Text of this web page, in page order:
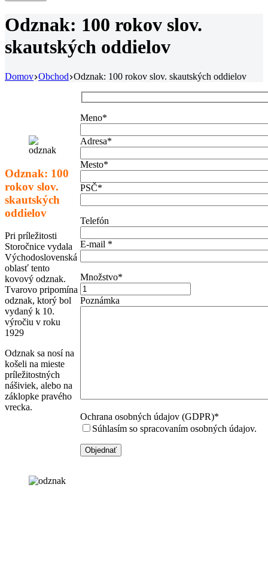
Odznak: 100 rokov slov.
skautských oddielov
Domov Obchod Odznak: 100 rokov slov. skautských oddielov
Odznak: 100
rokov slov.
skautských
oddielov
Pri príležitosti
Storočnice vydala
Východoslovenská
oblasť tento
kovový odznak.
Tvarovo pripomína
odznak, ktorý bol
vydaný k 10.
výročiu v roku
1929
Odznak sa nosí na
košeli na mieste
príležitostných
nášiviek, alebo na
záklopke pravého
vrecka.
Meno*
Adresa*
Mesto*
PSČ*
Telefón
E-mail *
Množstvo*
Poznámka
Ochrana osobných údajov (GDPR)*
Súhlasím so spracovaním osobných údajov.